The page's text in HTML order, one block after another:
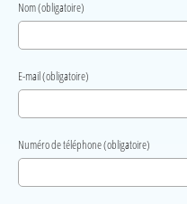
Nom (obligatoire)
E-mail (obligatoire)
Numéro de téléphone (obligatoire)